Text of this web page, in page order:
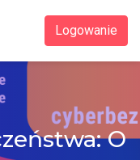
Logowanie
O